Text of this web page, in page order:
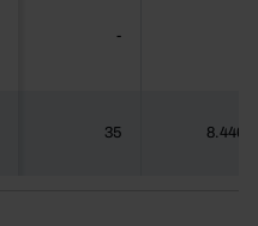
-
35 8.446